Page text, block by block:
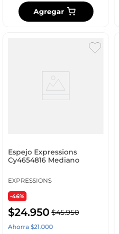
Agregar
Espejo Expressions
Cy4654816 Mediano
EXPRESSIONS
-46%
$24.950 $45.950
Ahorra $21.000